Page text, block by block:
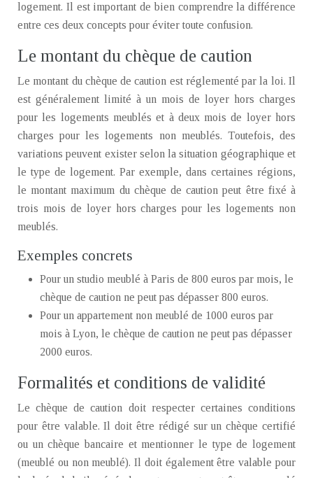
logement. Il est important de bien comprendre la différence
entre ces deux concepts pour éviter toute confusion.
Le montant du chèque de caution
Le montant du chèque de caution est réglementé par la loi. Il
est généralement limité à un mois de loyer hors charges
pour les logements meublés et à deux mois de loyer hors
charges pour les logements non meublés. Toutefois, des
variations peuvent exister selon la situation géographique et
le type de logement. Par exemple, dans certaines régions,
le montant maximum du chèque de caution peut être fixé à
trois mois de loyer hors charges pour les logements non
meublés.
Exemples concrets
Pour un studio meublé à Paris de 800 euros par mois, le
chèque de caution ne peut pas dépasser 800 euros.
Pour un appartement non meublé de 1000 euros par
mois à Lyon, le chèque de caution ne peut pas dépasser
2000 euros.
Formalités et conditions de validité
Le chèque de caution doit respecter certaines conditions
pour être valable. Il doit être rédigé sur un chèque certifié
ou un chèque bancaire et mentionner le type de logement
(meublé ou non meublé). Il doit également être valable pour